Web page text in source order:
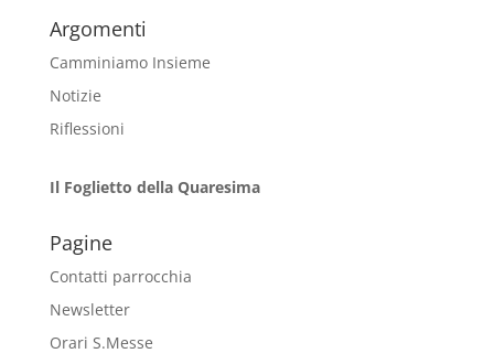
Argomenti
Camminiamo Insieme
Notizie
Riflessioni
Il Foglietto della Quaresima
Pagine
Contatti parrocchia
Newsletter
Orari S.Messe